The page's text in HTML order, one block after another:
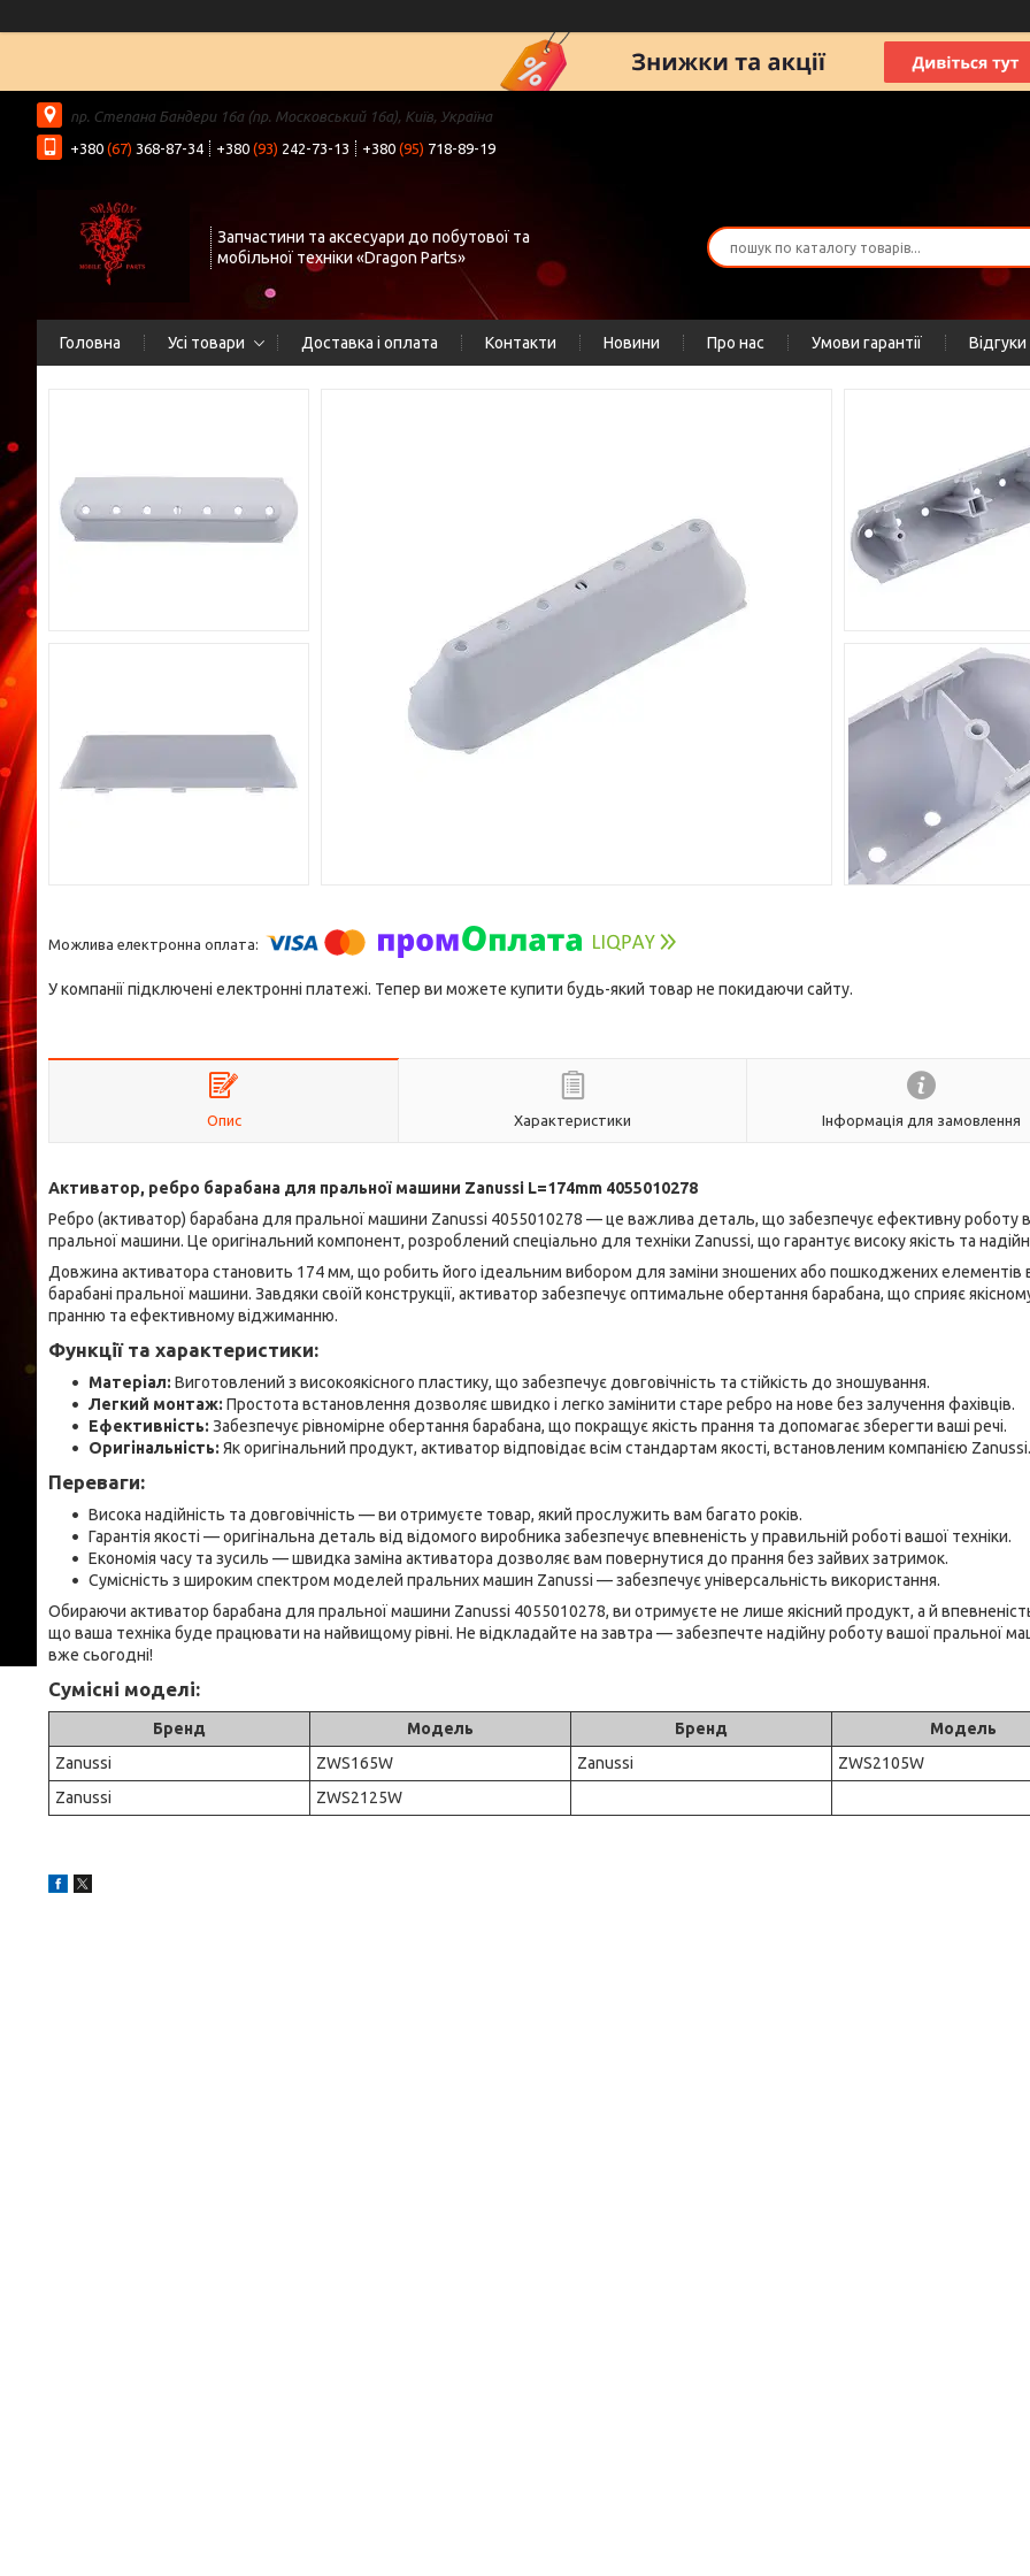
пр. Степана Бандери 16а (пр. Московський 16а), Київ, Україна
+380 (67) 368-87-34 +380 (93) 242-73-13 +380 (95) 718-89-19
Запчастини та аксесуари до побутової та
мобільної техніки «Dragon Parts»
Головна Усі товари Доставка і оплата Контакти Новини Про нас Умови гарантії Відгуки
У компанії підключені електронні платежі. Тепер ви можете купити будь-який товар не покидаючи сайту.
Опис Характеристики Інформація для замовлення
Активатор, ребро барабана для пральної машини Zanussi L=174mm 4055010278
Ребро (активатор) барабана для пральної машини Zanussi 4055010278 — це важлива деталь, що забезпечує ефективну роботу
пральної машини. Це оригінальний компонент, розроблений спеціально для техніки Zanussi, що гарантує високу якість та
Довжина активатора становить 174 мм, що робить його ідеальним вибором для заміни зношених або пошкоджених елементів
барабані пральної машини. Завдяки своїй конструкції, активатор забезпечує оптимальне обертання барабана, що сприяє
пранню та ефективному віджиманню.
Функції та характеристики:
Матеріал: Виготовлений з високоякісного пластику, що забезпечує довговічність та стійкість до зношування.
Легкий монтаж: Простота встановлення дозволяє швидко і легко замінити старе ребро на нове без залучення фахівців.
Ефективність: Забезпечує рівномірне обертання барабана, що покращує якість прання та допомагає зберегти ваші речі.
Оригінальність: Як оригінальний продукт, активатор відповідає всім стандартам якості, встановленим компанією Zanussi.
Переваги:
Висока надійність та довговічність — ви отримуєте товар, який прослужить вам багато років.
Гарантія якості — оригінальна деталь від відомого виробника забезпечує впевненість у правильній роботі вашої техніки.
Економія часу та зусиль — швидка заміна активатора дозволяє вам повернутися до прання без зайвих затримок.
Сумісність з широким спектром моделей пральних машин Zanussi — забезпечує універсальність використання.
Обираючи активатор барабана для пральної машини Zanussi 4055010278, ви отримуєте не лише якісний продукт, а й
що ваша техніка буде працювати на найвищому рівні. Не відкладайте на завтра — забезпечте надійну роботу вашої пральної
вже сьогодні!
Сумісні моделі:
Бренд Модель Бренд
Модель
Zanussi
ZWS165W Zanussi
ZWS2105W
Zanussi
ZWS2125W